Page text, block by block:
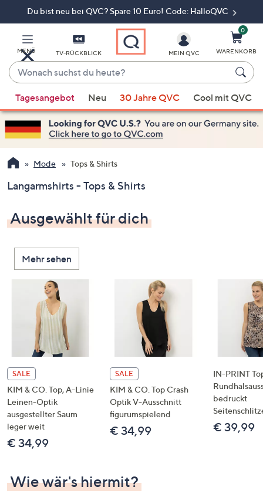
Du bist neu bei QVC? Spare 10 Euro! Code: HalloQVC
MENÜ TV-RÜCKBLICK
Wonach
suchst
du
heute?
Vorschläge
verfügbar
sind,
verwenden
Sie
Pfeiltasten
oben
und
nach
unten
oder
Touch-
Geräten
nach
links
bzw.
rechts,
um
diese
anzuzeigen.
MEIN QVC
0
WARENKORB
Tagesangebot Neu 30 Jahre QVC Cool mit QVC
Mode Tops & Shirts
Langarmshirts - Tops & Shirts
Ausgewählt für dich
Mehr sehen
SALE
KIM & CO. Top, A-Linie
Leinen-Optik
ausgestellter Saum
leger weit
€ 34,99
SALE
KIM & CO. Top Crash
Optik V-Ausschnitt
figurumspielend
€ 34,99
IN-PRINT
bedruckt
€ 39,99
Wie wär's hiermit?